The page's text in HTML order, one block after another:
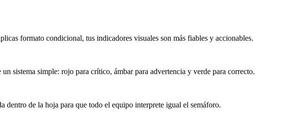
formato condicional, tus indicadores visuales son más fiables y accionables.
sistema simple: rojo para crítico, ámbar para advertencia y verde para correcto.
dentro de la hoja para que todo el equipo interprete igual el semáforo.